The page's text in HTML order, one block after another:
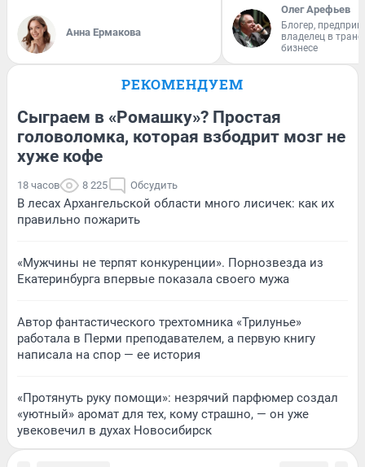
Анна Ермакова
Олег Арефьев
Блогер,
владелец в
бизнесе
РЕКОМЕНДУЕМ
Сыграем в «Ромашку»? Простая
головоломка, которая взбодрит мозг не
хуже кофе
18 часов 8 225 Обсудить
В лесах Архангельской области много лисичек: как их
правильно пожарить
«Мужчины не терпят конкуренции». Порнозвезда из
Екатеринбурга впервые показала своего мужа
Автор фантастического трехтомника «Трилунье»
работала в Перми преподавателем, а первую книгу
написала на спор — ее история
«Протянуть руку помощи»: незрячий парфюмер создал
«уютный» аромат для тех, кому страшно, — он уже
увековечил в духах Новосибирск